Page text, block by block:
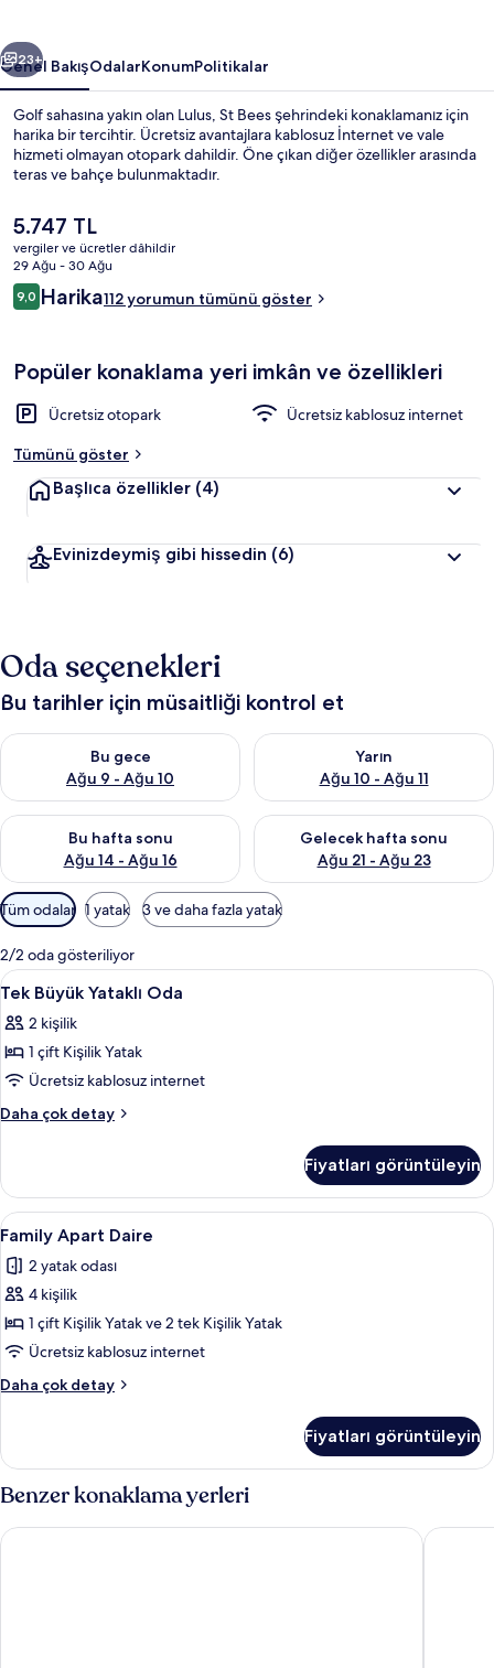
Balkon
Sonraki
23+
Genel BakışOdalarKonumPolitikalar
Golf sahasına yakın olan Lulus, St Bees şehrindeki konaklamanız için
harika bir tercihtir. Ücretsiz avantajlara kablosuz İnternet ve vale
hizmeti olmayan otopark dahildir. Öne çıkan diğer özellikler arasında
teras ve bahçe bulunmaktadır.
Şu
anki
fiyat
5.747 TL
5.747 TL
vergiler ve ücretler dâhildir
29 Ağu - 30 Ağu
Yorumlar
9,09,0/10
Harika112 yorumun tümünü göster
Popüler konaklama yeri imkân ve özellikleri
Ücretsiz otopark
Ücretsiz kablosuz internet
Tümünü göster
Başlıca özellikler (4)
Evinizdeymiş gibi hissedin (6)
Oda seçenekleri
Bu tarihler için müsaitliği kontrol et
Bu gece
Ağu 9 - Ağu 10
Bu gece için müsaitliği kontrol et Ağu 9 - Ağu 10
Yarın
Ağu 10 - Ağu 11
Yarın için müsaitliği kontrol et
Bu hafta sonu
Ağu 14 - Ağu 16
Bu hafta sonu için müsaitliği kontrol et Ağu 14 - Ağu 16
Gelecek hafta sonu
Ağu 21 - Ağu 23
Önümüzdeki hafta sonu için
Odalar
için
mevcut
filtreler
Tüm odalar 1 yatak 3 ve daha fazla yatak
2/2 oda gösteriliyor
Tek
Büyük
Yataklı
Oda
için
tüm
Tek Büyük Yataklı Oda | Masa, ütü/
10
Tek Büyük Yataklı Oda
2 kişilik
1 çift Kişilik Yatak
Ücretsiz kablosuz internet
Daha çok detay
Tek
hakkında
daha
fazla
Fiyatları görüntüleyin
Family
Apart
Daire
için
tüm
fotoğrafları
görün
Family Apart Daire | Masa, ütü/ütü
2
Family Apart Daire
2 yatak odası
4 kişilik
1 çift Kişilik Yatak ve 2 tek Kişilik Yatak
Ücretsiz kablosuz internet
Daha çok detay
Family
daha
fazla
detay
Fiyatları görüntüleyin
Benzer konaklama yerleri
The Manor